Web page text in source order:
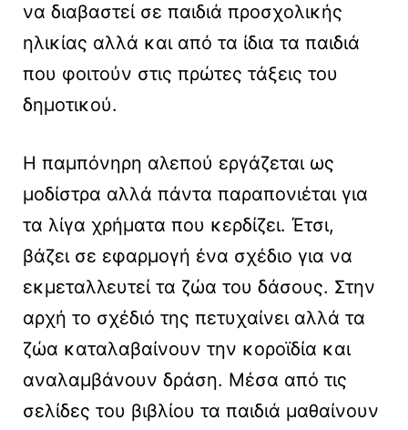
να διαβαστεί σε παιδιά προσχολικής
ηλικίας αλλά και από τα ίδια τα παιδιά
που φοιτούν στις πρώτες τάξεις του
δημοτικού.
Η παμπόνηρη αλεπού εργάζεται ως
μοδίστρα αλλά πάντα παραπονιέται για
τα λίγα χρήματα που κερδίζει. Έτσι,
βάζει σε εφαρμογή ένα σχέδιο για να
εκμεταλλευτεί τα ζώα του δάσους. Στην
αρχή το σχέδιό της πετυχαίνει αλλά τα
ζώα καταλαβαίνουν την κοροϊδία και
αναλαμβάνουν δράση. Μέσα από τις
σελίδες του βιβλίου τα παιδιά μαθαίνουν